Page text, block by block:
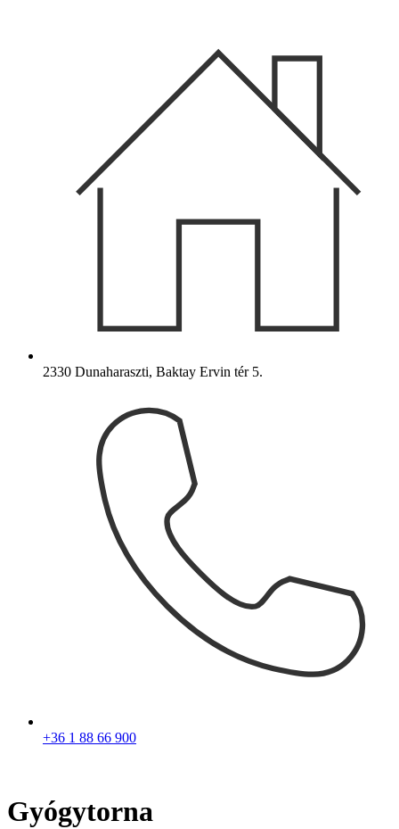
2330 Dunaharaszti, Baktay Ervin tér 5.
+36 1 88 66 900
Gyógytorna